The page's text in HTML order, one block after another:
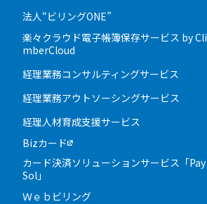
法人“ビリングONE”
楽々クラウド電子帳簿保存サービス by Cli
mberCloud
経理業務コンサルティングサービス
経理業務アウトソーシングサービス
経理人材育成支援サービス
Bizカード
カード決済ソリューションサービス「Pay
Sol」
Ｗｅｂビリング